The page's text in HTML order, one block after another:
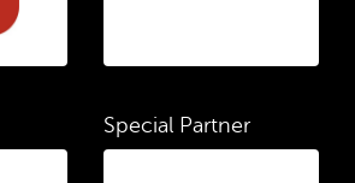
Special Partner